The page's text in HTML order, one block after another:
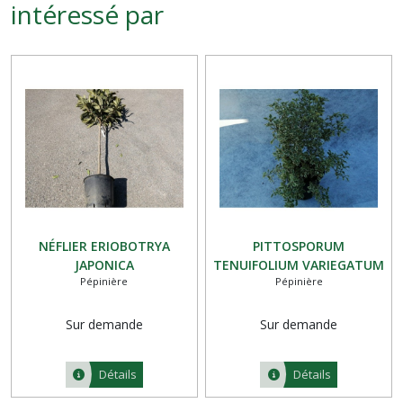
intéressé par
NÉFLIER ERIOBOTRYA
JAPONICA
Pépinière
Sur demande
Détails
PITTOSPORUM
TENUIFOLIUM VARIEGATUM
Pépinière
Sur demande
Détails